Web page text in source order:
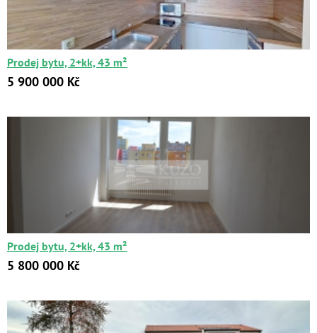
Kč
Расширенный поиск
Prodej bytu, 2+kk, 43 m²
5 900 000 Kč
Prodej bytu, 2+kk, 43 m²
5 800 000 Kč